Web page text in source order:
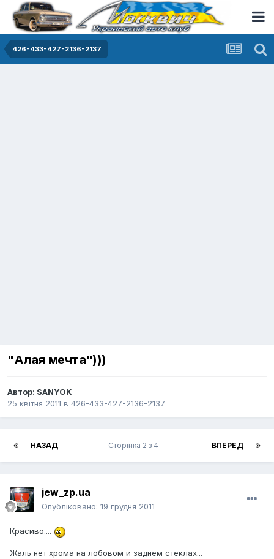
426-433-427-2136-2137
"Алая мечта")))
Автор: SANYOK
25 квітня 2011 в 426-433-427-2136-2137
НАЗАД ВПЕРЕД
Сторінка 2 з 4
jew_zp.ua
Опубліковано: 19 грудня 2011
Красиво....
Жаль нет хрома на лобовом и заднем стеклах...